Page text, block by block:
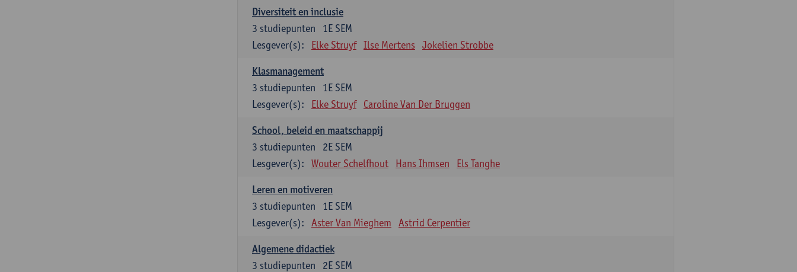
Diversiteit en inclusie
1E SEM
3 studiepunten
Lesgever(s):
Elke Struyf Ilse Mertens Jokelien Strobbe
Klasmanagement
1E SEM
3 studiepunten
Lesgever(s):
Elke Struyf Caroline Van Der Bruggen
School, beleid en maatschappij
2E SEM
3 studiepunten
Lesgever(s):
Wouter Schelfhout Hans Ihmsen Els Tanghe
Leren en motiveren
1E SEM
3 studiepunten
Lesgever(s):
Aster Van Mieghem Astrid Cerpentier
Algemene didactiek
2E SEM
3 studiepunten